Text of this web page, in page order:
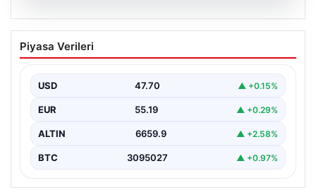
06.08.2026
Hatay’da sır olay. Göğsünden vurulmuş
halde bulundu, telefonundan olay anının
{"title": "Hatay’da Gizemli Olay: Göğsünden Yaralanan
Piyasa Verileri
USD 47.70 ▲ +0.15%
EUR 55.19 ▲ +0.29%
ALTIN 6659.9 ▲ +2.58%
BTC 3095027 ▲ +0.97%